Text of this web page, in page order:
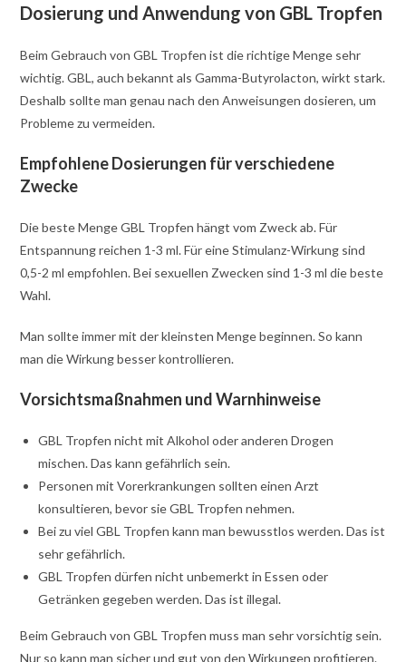
Dosierung und Anwendung von GBL Tropfen
Beim Gebrauch von GBL Tropfen ist die richtige Menge sehr
wichtig. GBL, auch bekannt als Gamma-Butyrolacton, wirkt stark.
Deshalb sollte man genau nach den Anweisungen dosieren, um
Probleme zu vermeiden.
Empfohlene Dosierungen für verschiedene
Zwecke
Die beste Menge GBL Tropfen hängt vom Zweck ab. Für
Entspannung reichen 1-3 ml. Für eine Stimulanz-Wirkung sind
0,5-2 ml empfohlen. Bei sexuellen Zwecken sind 1-3 ml die beste
Wahl.
Man sollte immer mit der kleinsten Menge beginnen. So kann
man die Wirkung besser kontrollieren.
Vorsichtsmaßnahmen und Warnhinweise
GBL Tropfen nicht mit Alkohol oder anderen Drogen
mischen. Das kann gefährlich sein.
Personen mit Vorerkrankungen sollten einen Arzt
konsultieren, bevor sie GBL Tropfen nehmen.
Bei zu viel GBL Tropfen kann man bewusstlos werden. Das ist
sehr gefährlich.
GBL Tropfen dürfen nicht unbemerkt in Essen oder
Getränken gegeben werden. Das ist illegal.
Beim Gebrauch von GBL Tropfen muss man sehr vorsichtig sein.
Nur so kann man sicher und gut von den Wirkungen profitieren.